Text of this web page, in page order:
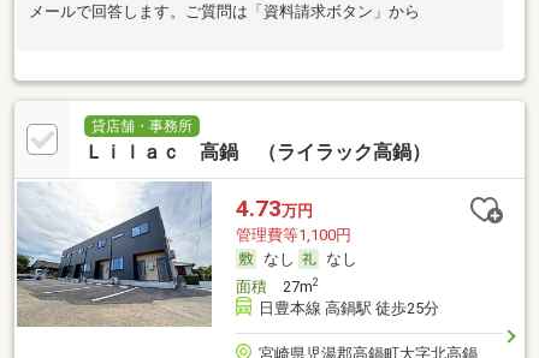
メールで回答します。ご質問は「資料請求ボタン」から
貸店舗・事務所
Ｌｉｌａｃ 高鍋 （ライラック高鍋）
4.73万円
管理費等1,100円
なし
なし
面積27m2
日豊本線 高鍋駅 徒歩25分
宮崎県児湯郡高鍋町大字北高鍋